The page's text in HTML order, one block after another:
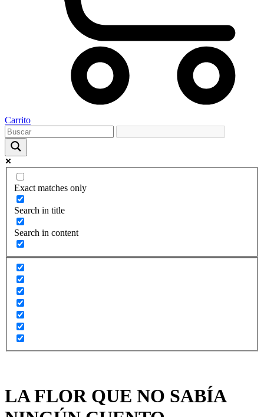
Carrito
Exact matches only
Search in title
Search in content
LA FLOR QUE NO SABÍA